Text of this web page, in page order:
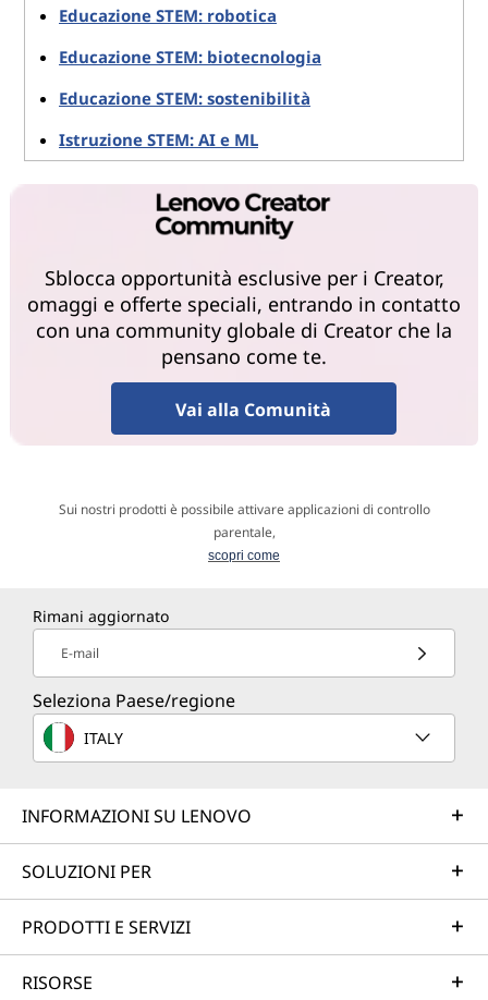
Educazione STEM: robotica
Educazione STEM: biotecnologia
Educazione STEM: sostenibilità
Istruzione STEM: AI e ML
Sblocca opportunità esclusive per i Creator,
omaggi e offerte speciali, entrando in contatto
con una community globale di Creator che la
pensano come te.
Vai alla Comunità
Sui nostri prodotti è possibile attivare applicazioni di controllo
parentale,
scopri come
Rimani aggiornato
E-mail
Seleziona Paese/regione
ITALY
INFORMAZIONI SU LENOVO
SOLUZIONI PER
PRODOTTI E SERVIZI
RISORSE